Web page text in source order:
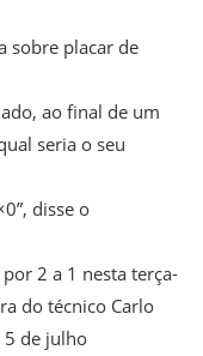
sobre placar de
ao final de um
seria o seu
disse o
2 a 1 nesta terça-
do técnico Carlo
5 de julho